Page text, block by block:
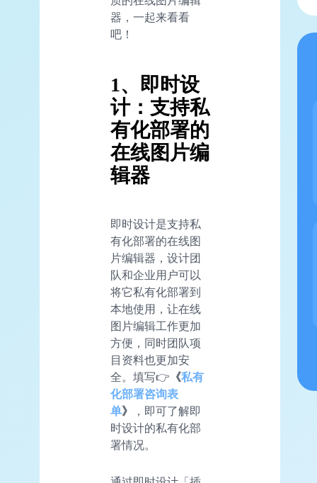
器，一起来看看
吧！
1、即时设
计：支持私
有化部署的
在线图片编
辑器
即时设计是支持私
有化部署的在线图
片编辑器，设计团
队和企业用户可以
将它私有化部署到
本地使用，让在线
图片编辑工作更加
方便，同时团队项
目资料也更加安
全。填写👉 《私有
化部署咨询表
单》
，即可了解即
时设计的私有化部
署情况。